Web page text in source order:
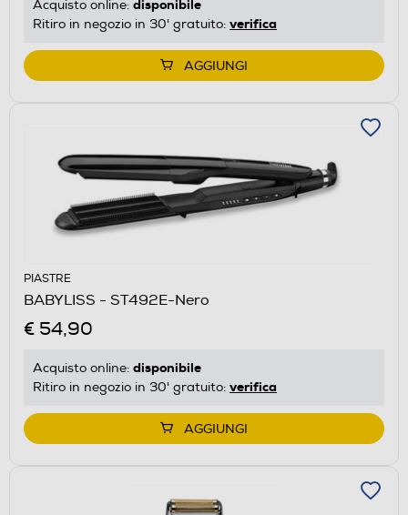
Acquisto online: disponibile
Ritiro in negozio in 30' gratuito: verifica
AGGIUNGI
PIASTRE
BABYLISS - ST492E-Nero
€ 54,90
Acquisto online: disponibile
Ritiro in negozio in 30' gratuito: verifica
AGGIUNGI